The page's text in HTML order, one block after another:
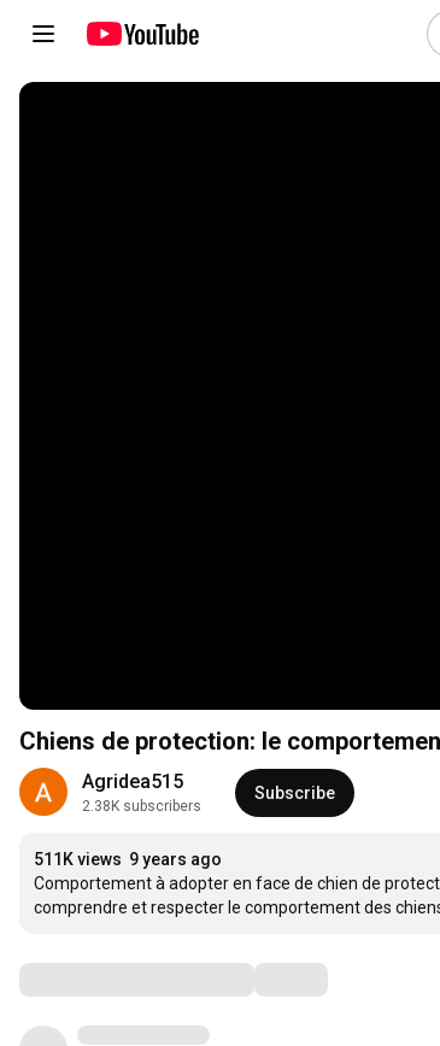
Chiens de protection: le
Agridea515
2.38K subscribers
Subscribe
511K views 9 years ago
Comportement à adopter en face de chien de
comprendre et respecter le comportement des